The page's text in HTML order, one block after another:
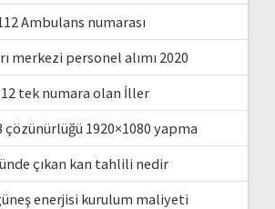
Ambulans numarası
merkezi personel alımı 2020
tek numara olan İller
çözünürlüğü 1920×1080 yapma
çıkan kan tahlili nedir
enerjisi kurulum maliyeti